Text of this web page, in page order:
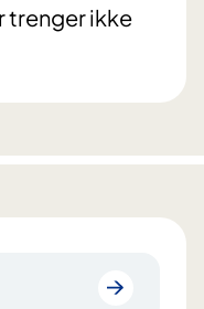
trenger ikke